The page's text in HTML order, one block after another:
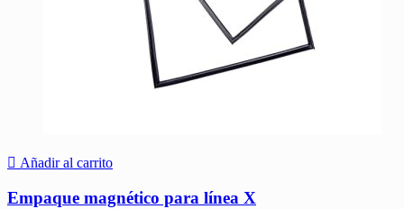
Añadir al carrito
Empaque magnético para línea X